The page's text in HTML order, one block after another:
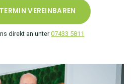
VEREINBAREN
direkt an unter07433 5811